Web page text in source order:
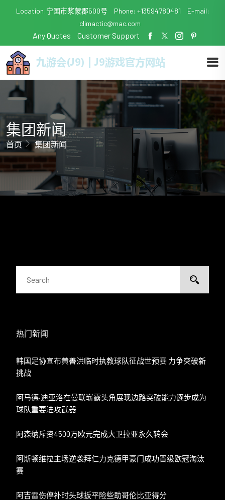
Location:宁国市浆蒙郡500号 Phone: +13594780481
E-mail:
climactic@mac.com
Any Quotes Customer Support
集团新闻
首页 集团新闻
热门新闻
韩国足协宣布黄善洪临时执教球队征战世预赛 力争突破新
挑战
阿马德·迪亚洛在曼联崭露头角展现边路突破能力逐步成为
球队重要进攻武器
阿森纳斥资4500万欧元完成大卫拉亚永久转会
阿斯顿维拉主场逆袭拜仁力克德甲豪门成功晋级欧冠淘汰
赛
阿吉雷伤停补时头球扳平险些助哥伦比亚得分